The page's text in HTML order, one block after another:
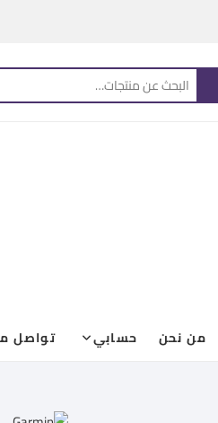
من نحن حسابي تواصل